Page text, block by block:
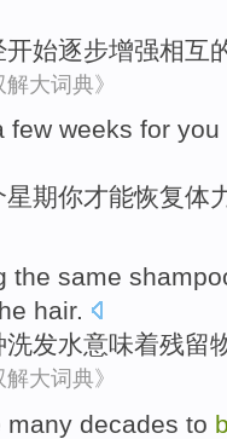
开始逐步增强相互
大词典》
few weeks for you
星期你才能恢复体
the same
hair.
洗发水意味着残留
大词典》
many decades to